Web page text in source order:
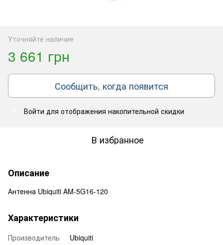
Уточняйте наличие
3 661 грн
Сообщить, когда появится
Войти для отображения накопительной скидки
В избранное
Описание
Антенна Ubiquiti AM-5G16-120
Характеристики
Производитель
Ubiquiti